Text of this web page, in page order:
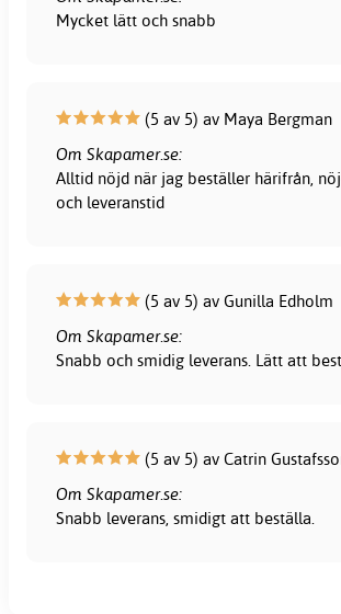
Mycket lätt och snabb
(5 av 5) av Maya Bergman
Om Skapamer.se:
Alltid nöjd när jag beställer härifrån,
och leveranstid
(5 av 5) av Gunilla Edholm
Om Skapamer.se:
Snabb och smidig leverans. Lätt att
(5 av 5) av Catrin
Om Skapamer.se:
Snabb leverans, smidigt att beställa.